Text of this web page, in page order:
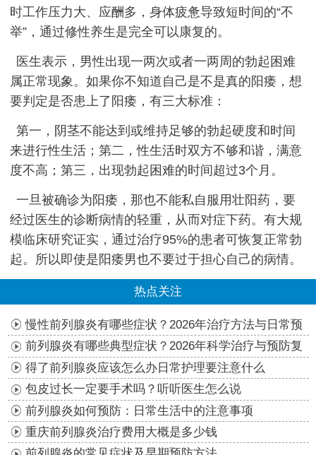
时工作压力大、应酬多，身体疲惫导致短时间的“不
举”，通过修性养生是完全可以康复的。
医生表示，男性出现一两次或者一两周的勃起困难
属正常现象。如果你不知道自己是不是真的阳痿，想
要判定是否患上了阳痿，有三大标准：
第一，阴茎不能达到或维持足够的勃起硬度和时间
来进行性生活；第二，性生活时双方不够和谐，满意
度不高；第三，出现勃起困难的时间超过3个月。
一旦被确诊为阳痿，那也不能私自服用壮阳药，要
经过医生的诊断病情的轻重，从而对症下药。有大规
模临床研究证实，通过治疗95%的患者可恢复正常勃
起。所以即使是阳痿男也不要过于担心自己的病情。
热点关注
慢性前列腺炎有哪些症状？2026年治疗方法与日常预
防指南
前列腺炎有哪些典型症状？2026年科学治疗与预防复
发指南
得了前列腺炎应该怎么办日常护理要注意什么
包皮过长一定要手术吗？听听医生怎么说
前列腺炎如何预防：日常生活中的注意事项
重庆前列腺炎治疗费用大概是多少钱